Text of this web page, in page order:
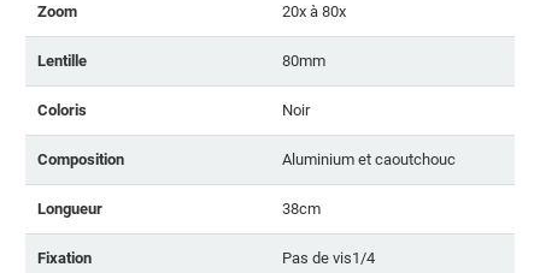
Zoom 20x à 80x
Lentille 80mm
Coloris Noir
Composition Aluminium et caoutchouc
Longueur 38cm
Fixation Pas de vis1/4